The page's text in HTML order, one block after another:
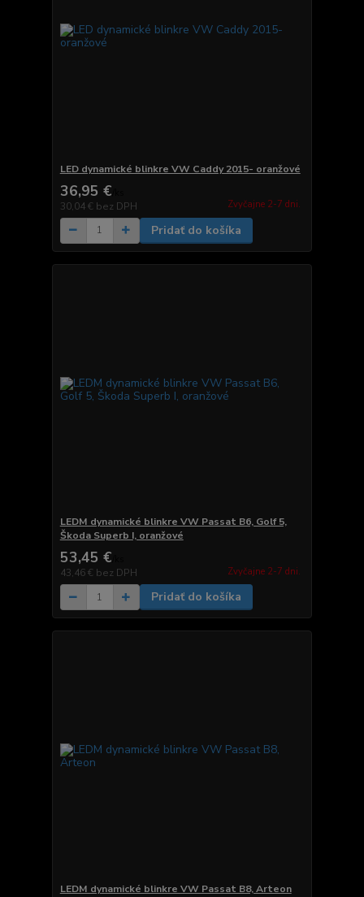
LED dynamické blinkre VW Caddy 2015- oranžové
36,95 €
30,04 € bez DPH Zvyčajne 2-7 dni.
Pridať do košíka
LEDM dynamické blinkre VW Passat B6, Golf 5,
Škoda Superb I, oranžové
53,45 €
43,46 € bez DPH Zvyčajne 2-7 dni.
Pridať do košíka
LEDM dynamické blinkre VW Passat B8, Arteon